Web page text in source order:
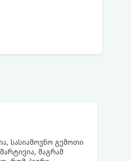
სასიამოვნო გემოთი
მაგრამ